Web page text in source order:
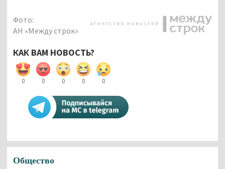
Фото:
АН «Между строк»
КАК ВАМ НОВОСТЬ?
0 0 0 0 0
Общество